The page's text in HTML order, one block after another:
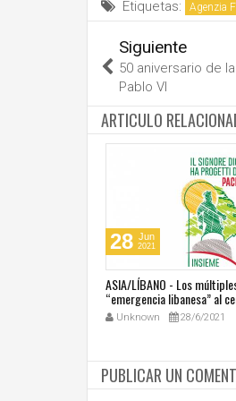
Etiquetas: Agenzia
Siguiente
50 aniversario de
Pablo VI
ARTICULO
28 Jun
2021
ASIA/LÍBANO - Los
“emergencia libanesa” al
eclesial convocada por el
Unknown 28/6/2021
PUBLICAR UN